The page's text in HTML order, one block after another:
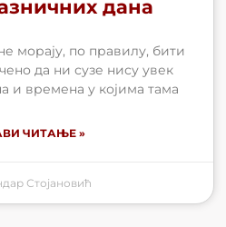
дана
морају, по правилу, бити
да ни сузе нису увек
и времена у којима тама
ЧИТАЊЕ »
Стојановић